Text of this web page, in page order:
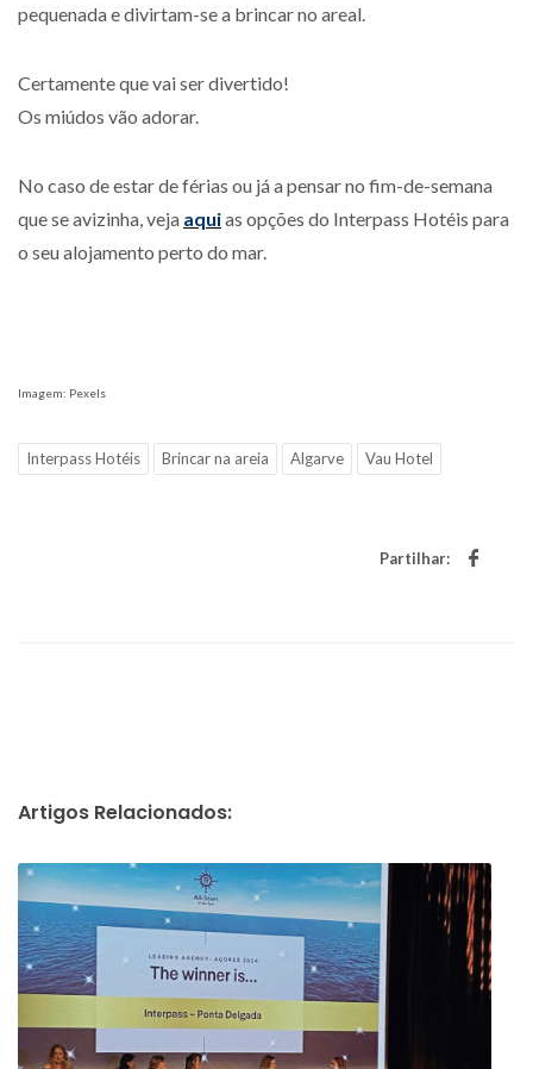
pequenada e divirtam-se a brincar no areal.
Certamente que vai ser divertido!
Os miúdos vão adorar.
No caso de estar de férias ou já a pensar no fim-de-semana
que se avizinha, veja aquias opções do Interpass Hotéis para
o seu alojamento perto do mar.
Imagem: Pexels
Interpass Hotéis Brincar na areia Algarve Vau Hotel
Partilhar:
Artigos Relacionados: